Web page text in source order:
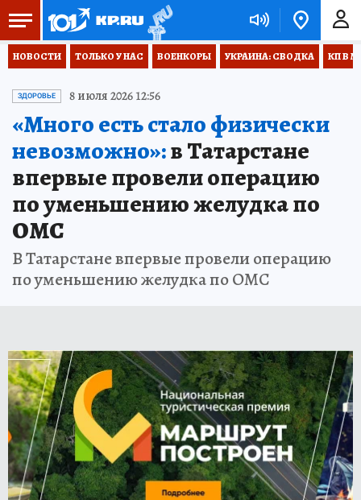
НОВОСТИ ТОЛЬКО У НАС ВОЕНКОРЫ УКРАИНА: СВОДКА КП В
ЗДОРОВЬЕ 8 июля 2026 12:56
«Много есть стало физически
невозможно»:в Татарстане
впервые провели операцию
по уменьшению желудка по
ОМС
В Татарстане впервые провели операцию
по уменьшению желудка по ОМС